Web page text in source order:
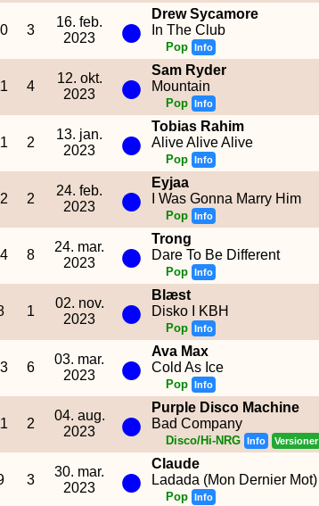
3
16. feb.
2023
●
Drew Sycamore
In The Club
Pop Info
4
12. okt.
2023
●
Sam Ryder
Mountain
Pop Info
2
13. jan.
2023
●
Tobias Rahim
Alive Alive Alive
Pop Info
2
24. feb.
2023
●
Eyjaa
I Was Gonna Marry Him
Pop Info
8
24. mar.
2023
●
Trong
Dare To Be Different
Pop Info
1
02. nov.
2023
●
Blæst
Disko I KBH
Pop Info
6
03. mar.
2023
●
Ava Max
Cold As Ice
Pop Info
2
04. aug.
2023
●
Purple Disco Machine
Bad Company
Disco/Hi-NRG Info Versioner
3
30. mar.
2023
●
Claude
Ladada (Mon Dernier Mot)
Pop Info